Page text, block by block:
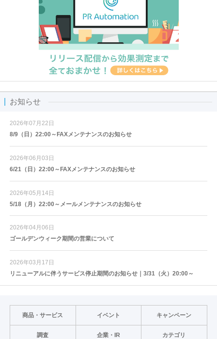
お知らせ
2026年07月22日
8/9（日）22:00～FAXメンテナンスのお知らせ
2026年06月03日
6/21（日）22:00～FAXメンテナンスのお知らせ
2026年05月14日
5/18（月）22:00～メールメンテナンスのお知らせ
2026年04月06日
ゴールデンウィーク期間の営業について
2026年03月17日
リニューアルに伴うサービス停止期間のお知らせ｜3/31（火）20:00～
商品・サービス イベント キャンペーン
調査 企業・IR カテゴリ